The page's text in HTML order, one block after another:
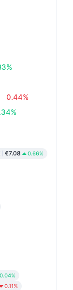
0.44%
€7.08 0.66%
0.04%
0.11%